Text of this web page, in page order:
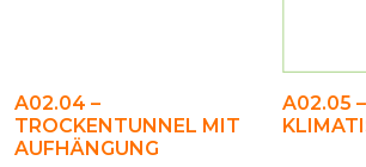
A02.04 –
TROCKENTUNNEL MIT
AUFHÄNGUNG
A02.05 –